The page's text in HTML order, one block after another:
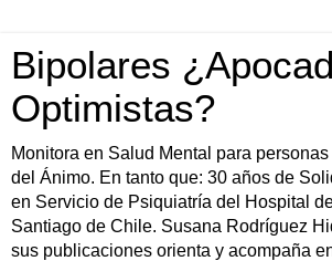
Bipolares
Optimistas?
Monitora en Salud Mental para
del Ánimo. En tanto que: 30 años de
en Servicio de Psiquiatría del Hospital
Santiago de Chile. Susana Rodríguez
sus publicaciones orienta y acompaña